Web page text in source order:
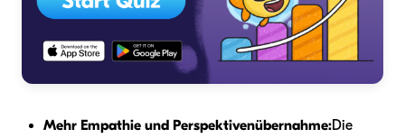
Mehr Empathie und Perspektivenübernahme:Die